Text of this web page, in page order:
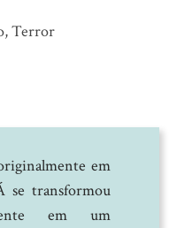
Terror
em
se transformou
em um